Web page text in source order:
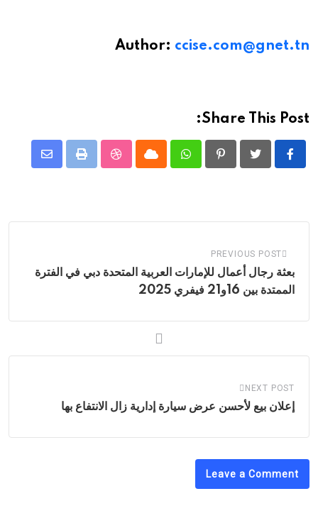
Author: ccise.com@gnet.tn
Share This Post:
Pinterest
Whatsapp
Cloud
StumbleUpon
Print
Share
PREVIOUS POST
بعثة رجال أعمال للإمارات العربية المتحدة دبي في الفترة
الممتدة بين 16و21 فيفري 2025
NEXT POST
إعلان بيع لأحسن عرض سيارة إدارية زال الانتفاع بها
Leave a Comment